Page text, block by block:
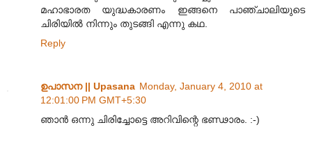
മഹാഭാരത യുദ്ധകാരണം ഇങ്ങനെ പാഞ്ചാലിയുടെ
ചിരിയിൽ നിന്നും തുടങ്ങി എന്നു കഥ.
Reply
ഉപാസന || Upasana Monday, January 4, 2010 at
12:01:00 PM GMT+5:30
ഞാന്‍ ഒന്നു ചിരിച്ചോട്ടെ അറിവിന്റെ ഭണ്ഢാരം. :-)